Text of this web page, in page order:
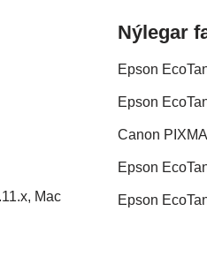
Mac
Nýlegar
Epson
Epson
Canon
Epson
Epson